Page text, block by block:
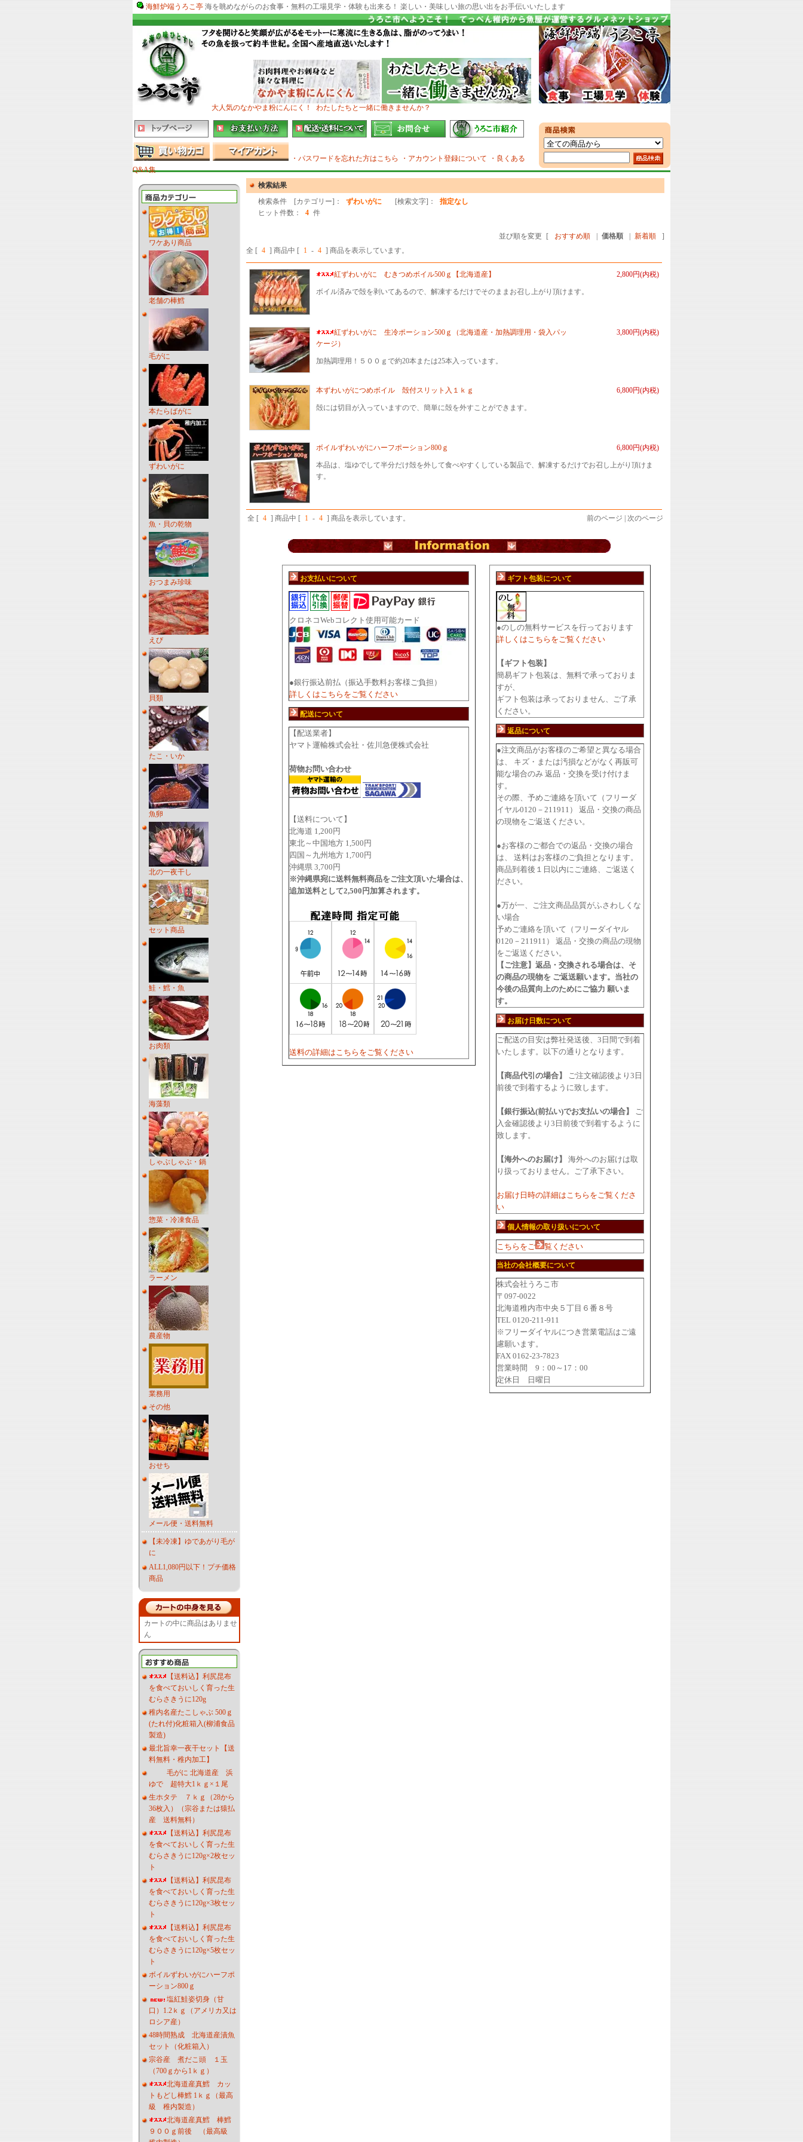
海鮮炉端うろこ亭 海を眺めながらのお食事・無料の工場見学・体験も出来る！ 楽しい・美味しい旅の思い出をお手伝いいたします
大人気のなかやま粉にんにく！ わたしたちと一緒に働きませんか？
・パスワードを忘れた方はこちら ・アカウント登録について
・良くある
Q&A集
ワケあり商品
老舗の棒鱈
毛がに
本たらばがに
ずわいがに
魚・貝の乾物
おつまみ珍味
えび
貝類
たこ・いか
魚卵
北の一夜干し
セット商品
鮭・鱈・魚
お肉類
海藻類
しゃぶしゃぶ・鍋
惣菜・冷凍食品
ラーメン
農産物
業務用
その他
おせち
メール便・送料無料
【未冷凍】ゆであがり毛が
に
ALL1,080円以下！プチ価格
商品
カートの中に商品はありませ
ん
【送料込】利尻昆布
を食べておいしく育った生
むらさきうに120g
稚内名産たこしゃぶ 500ｇ
(たれ付)化粧箱入(柳浦食品
製造)
最北旨幸一夜干セット【送
料無料・稚内加工】
毛がに 北海道産 浜
ゆで 超特大1ｋｇ×１尾
生ホタテ ７ｋｇ（28から
36枚入）（宗谷または猿払
産 送料無料）
【送料込】利尻昆布
を食べておいしく育った生
むらさきうに120g×2枚セッ
ト
【送料込】利尻昆布
を食べておいしく育った生
むらさきうに120g×3枚セッ
ト
【送料込】利尻昆布
を食べておいしく育った生
むらさきうに120g×5枚セッ
ト
ボイルずわいがにハーフポ
ーション800ｇ
塩紅鮭姿切身（甘
口）1.2ｋｇ（アメリカ又は
ロシア産）
48時間熟成 北海道産漬魚
セット（化粧箱入）
宗谷産 煮だこ頭 １玉
（700ｇから1ｋｇ）
北海道産真鱈 カッ
トもどし棒鱈 1ｋｇ（最高
級 稚内製造）
北海道産真鱈 棒鱈
９００ｇ前後 （最高級
検索結果
検索条件 [カテゴリー]：
ずわいがに [検索文字]：
指定なし
ヒット件数：
4 件
並び順を変更 [ おすすめ順 価格順 新着順
]
全 [ 4 ] 商品中 [ 1 - 4 ] 商品を表示しています。
2,800円(内税)
紅ずわいがに むきつめボイル500ｇ【北海道産】
ボイル済みで殻を剥いてあるので、解凍するだけでそのままお召し上がり頂けます。
3,800円(内税)
紅ずわいがに 生冷ポーション500ｇ（北海道産・加熱調理用・袋入パッ
ケージ）
加熱調理用！５００ｇで約20本または25本入っています。
6,800円(内税)
本ずわいがにつめボイル 殻付スリット入１ｋｇ
殻には切目が入っていますので、簡単に殻を外すことができます。
6,800円(内税)
ボイルずわいがにハーフポーション800ｇ
本品は、塩ゆでして半分だけ殻を外して食べやすくしている製品で、解凍するだけでお召し上がり頂けま
す。
全 [ 4 ] 商品中 [ 1 - 4 ] 商品を表示しています。 前のページ | 次のページ
お支払いについて
クロネコWebコレクト使用可能カード
●銀行振込前払（振込手数料お客様ご負担）
詳しくはこちらをご覧ください
配送について
【配送業者】
ヤマト運輸株式会社・佐川急便株式会社
荷物お問い合わせ
【送料について】
北海道 1,200円
東北～中国地方 1,500円
四国～九州地方 1,700円
沖縄県 3,700円
※沖縄県宛に送料無料商品をご注文頂いた場合は、
追加送料として2,500円加算されます。
送料の詳細はこちらをご覧ください
ギフト包装について
●のしの無料サービスを行っております
詳しくはこちらをご覧ください
【ギフト包装】
簡易ギフト包装は、無料で承っておりま
すが、
ギフト包装は承っておりません、ご了承
ください。
返品について
●注文商品がお客様のご希望と異なる場合
は、 キズ・または汚損などがなく再販可
能な場合のみ 返品・交換を受け付けま
す。
その際、予めご連絡を頂いて（フリーダ
イヤル0120－211911） 返品・交換の商品
の現物をご返送ください。
●お客様のご都合での返品・交換の場合
は、 送料はお客様のご負担となります。
商品到着後１日以内にご連絡、ご返送く
ださい。
●万が一、ご注文商品品質がふさわしくな
い場合
予めご連絡を頂いて（フリーダイヤル
0120－211911） 返品・交換の商品の現物
をご返送ください。
【ご注意】返品・交換される場合は、そ
の商品の現物を ご返送願います。当社の
今後の品質向上のためにご協力 願いま
す。
お届け日数について
ご配送の目安は弊社発送後、3日間で到着
いたします。以下の通りとなります。
【商品代引の場合】
ご注文確認後より3日
前後で到着するように致します。
【銀行振込(前払い)でお支払いの場合】
ご
入金確認後より3日前後で到着するように
致します。
【海外へのお届け】
海外へのお届けは取
り扱っておりません。ご了承下さい。
お届け日時の詳細はこちらをご覧くださ
い
個人情報の取り扱いについて
こちらをご 覧ください
当社の会社概要について
株式会社うろこ市
〒097-0022
北海道稚内市中央５丁目６番８号
TEL 0120-211-911
※フリーダイヤルにつき営業電話はご遠
慮願います。
FAX 0162-23-7823
営業時間 9：00～17：00
定休日 日曜日